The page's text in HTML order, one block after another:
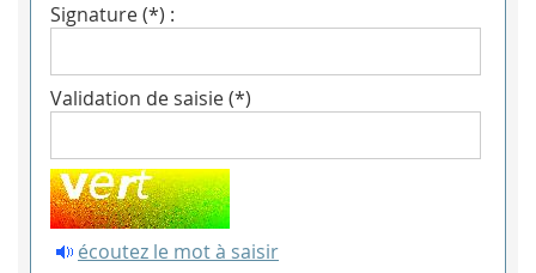
Signature (*) :
Validation de saisie (*)
écoutez le mot à saisir